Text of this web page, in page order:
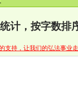
计，按字数排
支持，让我们的弘法事业